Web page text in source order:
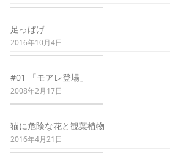
足っぱげ
2016年10月4日
#01 「モアレ登場」
2008年2月17日
猫に危険な花と観葉植物
2016年4月21日